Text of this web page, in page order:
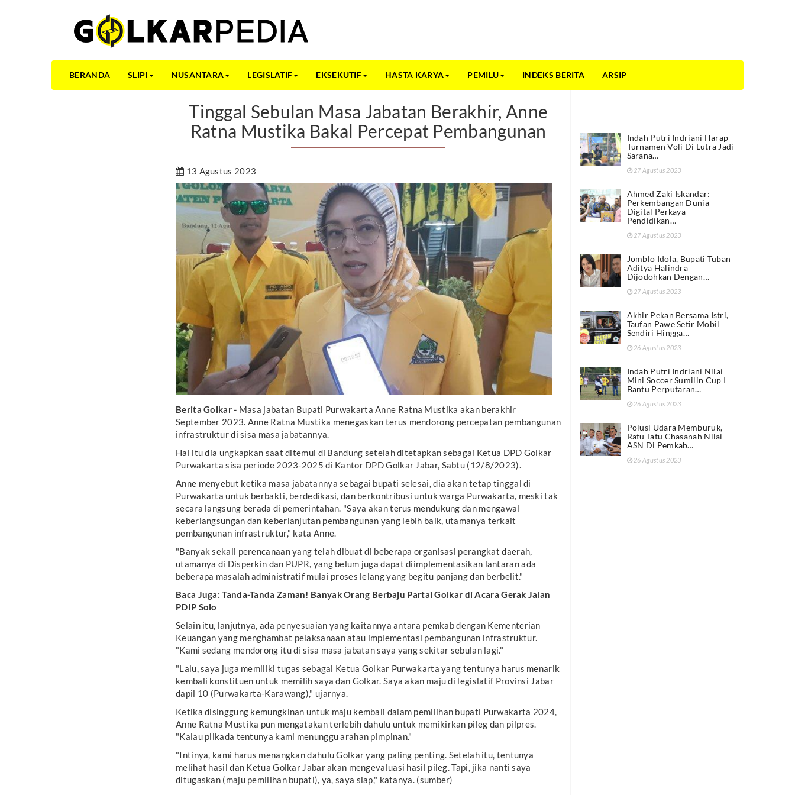
BERANDA SLIPI NUSANTARA LEGISLATIF EKSEKUTIF HASTA KARYA PEMILU INDEKS BERITA ARSIP
Tinggal Sebulan Masa Jabatan Berakhir, Anne
Ratna Mustika Bakal Percepat Pembangunan
13 Agustus 2023
Berita Golkar- Masa jabatan Bupati Purwakarta Anne Ratna Mustika akan berakhir
September 2023. Anne Ratna Mustika menegaskan terus mendorong percepatan pembangunan
infrastruktur di sisa masa jabatannya.
Hal itu dia ungkapkan saat ditemui di Bandung setelah ditetapkan sebagai Ketua DPD Golkar
Purwakarta sisa periode 2023-2025 di Kantor DPD Golkar Jabar, Sabtu (12/8/2023).
Anne menyebut ketika masa jabatannya sebagai bupati selesai, dia akan tetap tinggal di
Purwakarta untuk berbakti, berdedikasi, dan berkontribusi untuk warga Purwakarta, meski tak
secara langsung berada di pemerintahan. "Saya akan terus mendukung dan mengawal
keberlangsungan dan keberlanjutan pembangunan yang lebih baik, utamanya terkait
pembangunan infrastruktur," kata Anne.
"Banyak sekali perencanaan yang telah dibuat di beberapa organisasi perangkat daerah,
utamanya di Disperkin dan PUPR, yang belum juga dapat diimplementasikan lantaran ada
beberapa masalah administratif mulai proses lelang yang begitu panjang dan berbelit."
Baca Juga:Tanda-Tanda Zaman! Banyak Orang Berbaju Partai Golkar di Acara Gerak Jalan
PDIP Solo
Selain itu, lanjutnya, ada penyesuaian yang kaitannya antara pemkab dengan Kementerian
Keuangan yang menghambat pelaksanaan atau implementasi pembangunan infrastruktur.
"Kami sedang mendorong itu di sisa masa jabatan saya yang sekitar sebulan lagi."
"Lalu, saya juga memiliki tugas sebagai Ketua Golkar Purwakarta yang tentunya harus menarik
kembali konstituen untuk memilih saya dan Golkar. Saya akan maju di legislatif Provinsi Jabar
dapil 10 (Purwakarta-Karawang)," ujarnya.
Ketika disinggung kemungkinan untuk maju kembali dalam pemilihan bupati Purwakarta 2024,
Anne Ratna Mustika pun mengatakan terlebih dahulu untuk memikirkan pileg dan pilpres.
"Kalau pilkada tentunya kami menunggu arahan pimpinan."
"Intinya, kami harus menangkan dahulu Golkar yang paling penting. Setelah itu, tentunya
melihat hasil dan Ketua Golkar Jabar akan mengevaluasi hasil pileg. Tapi, jika nanti saya
ditugaskan (maju pemilihan bupati), ya, saya siap," katanya. (sumber)
Indah Putri Indriani Harap
Turnamen Voli Di Lutra Jadi
Sarana…
27 Agustus 2023
Ahmed Zaki Iskandar:
Perkembangan Dunia
Digital Perkaya
Pendidikan…
27 Agustus 2023
Jomblo Idola, Bupati Tuban
Aditya Halindra
Dijodohkan Dengan…
27 Agustus 2023
Akhir Pekan Bersama Istri,
Taufan Pawe Setir Mobil
Sendiri Hingga…
26 Agustus 2023
Indah Putri Indriani Nilai
Mini Soccer Sumilin Cup I
Bantu Perputaran…
26 Agustus 2023
Polusi Udara Memburuk,
Ratu Tatu Chasanah Nilai
ASN Di Pemkab…
26 Agustus 2023